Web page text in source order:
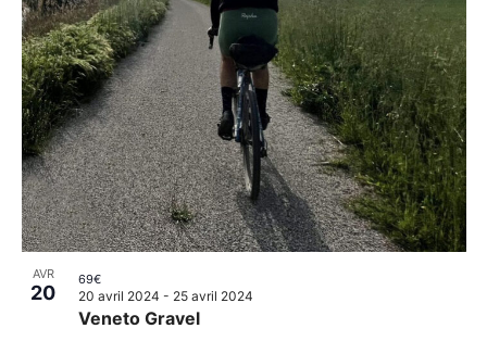
AVR
20
Veneto Gravel
20 avril 2024 - 25 avril 2024
69€